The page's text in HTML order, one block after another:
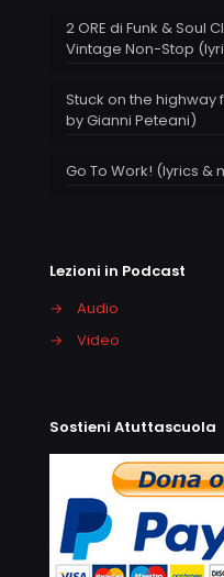
2 ORE di Funk & Soul
Vintage Non-Stop
Stuck on the highway
by Gianni Peteani)
Go To Work! (lyrics &
Lezioni in Podcast
→
Audio
→
Video
Sostieni Atuttascuola